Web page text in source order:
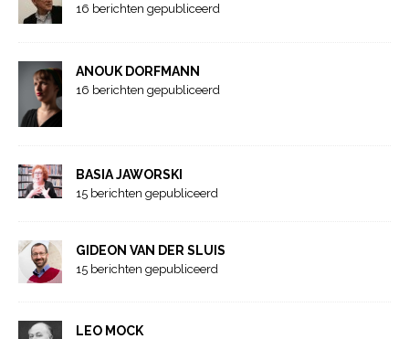
16 berichten gepubliceerd
ANOUK DORFMANN
16 berichten gepubliceerd
BASIA JAWORSKI
15 berichten gepubliceerd
GIDEON VAN DER SLUIS
15 berichten gepubliceerd
LEO MOCK